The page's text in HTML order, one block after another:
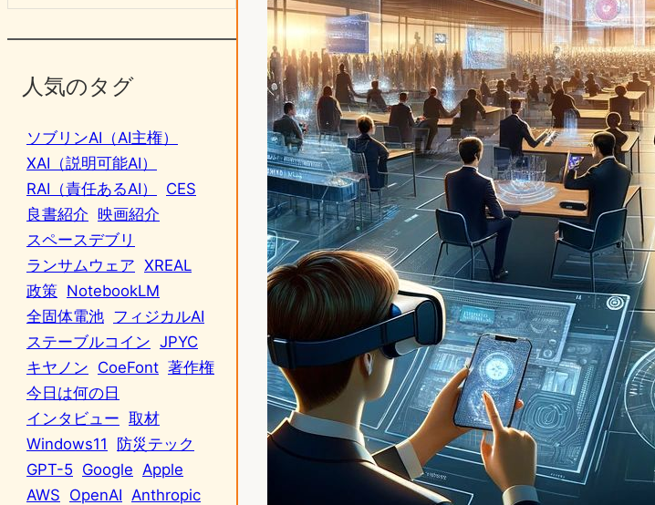
人気のタグ
ソブリンAI（AI主権）
XAI（説明可能AI）
RAI（責任あるAI）
CES
良書紹介 映画紹介
スペースデブリ
ランサムウェア XREAL
政策 NotebookLM
全固体電池 フィジカルAI
ステーブルコイン JPYC
キヤノン CoeFont 著作権
今日は何の日
インタビュー 取材
Windows11
防災テック
GPT-5 Google Apple
AWS OpenAI Anthropic